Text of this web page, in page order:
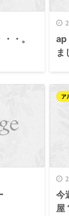
・。
ap
ま
ア
今
屋